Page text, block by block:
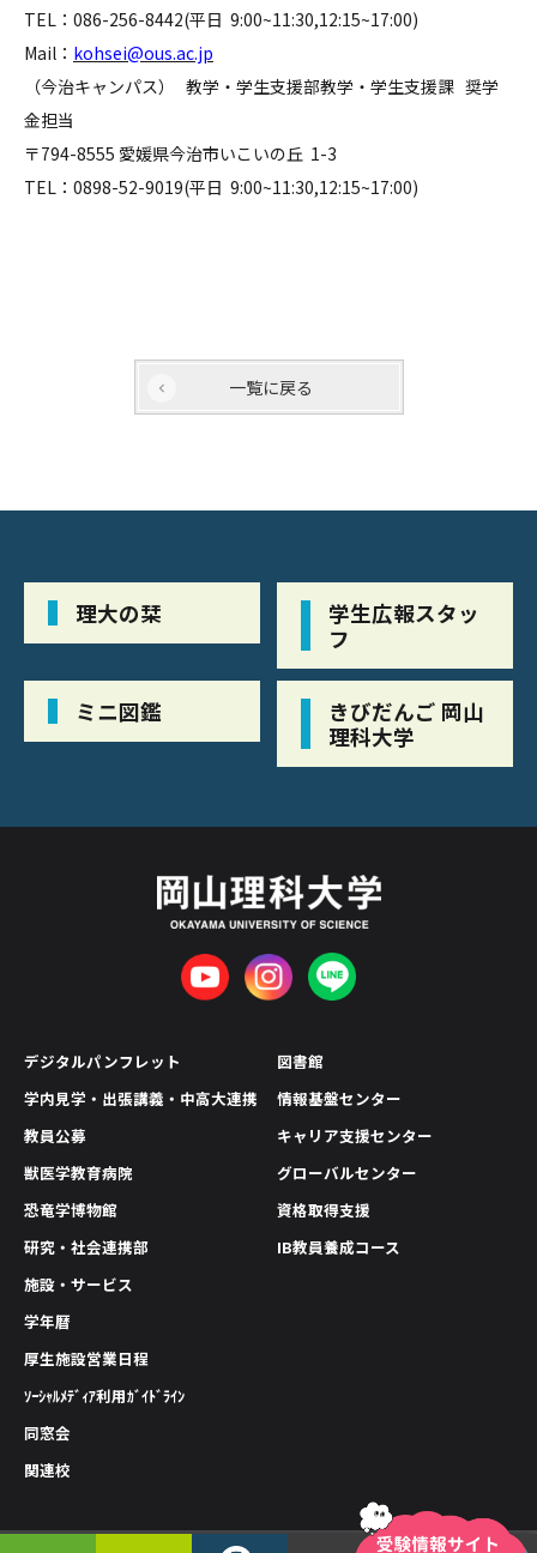
TEL：086-256-8442(平日 9:00~11:30,12:15~17:00)
Mail： kohsei@ous.ac.jp
（今治キャンパス） 教学・学生支援部教学・学生支援課 奨学
金担当
〒794-8555 愛媛県今治市いこいの丘 1-3
TEL：0898-52-9019(平日 9:00~11:30,12:15~17:00)
一覧に戻る
理大の栞
学生広報スタッ
フ
ミニ図鑑
きびだんご 岡山
理科大学
デジタルパンフレット
学内見学・出張講義・中高大連携
教員公募
獣医学教育病院
恐竜学博物館
研究・社会連携部
図書館
情報基盤センター
キャリア支援センター
グローバルセンター
資格取得支援
IB教員養成コース
施設・サービス
学年暦
厚生施設営業日程
ｿｰｼｬﾙﾒﾃﾞｨｱ利用ｶﾞｲﾄﾞﾗｲﾝ
同窓会
関連校